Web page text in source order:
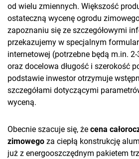
od wielu zmiennych. Większość
ostateczną wycenę ogrodu
zapoznaniu się ze szczegółowymi
przekazujemy w specjalnym
internetowej (potrzebne będą m.in.
oraz docelowa długość i szerokość
podstawie inwestor otrzymuje
szczegółami dotyczącymi
wyceną.
Obecnie szacuje się, że cena
zimowego za ciepłą konstrukcję
już z energooszczędnym pakietem